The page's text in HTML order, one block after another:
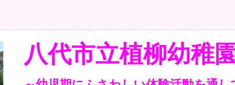
八代市立植柳幼稚園